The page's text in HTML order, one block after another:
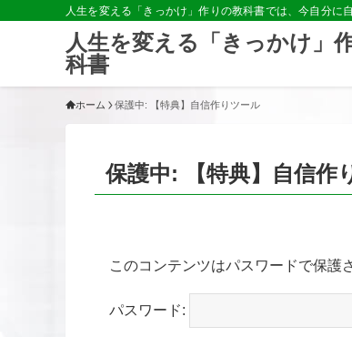
人生を変える「きっかけ」作りの教科書では、今自分に
人生を変える「きっかけ」
科書
ホーム 保護中: 【特典】自信作りツール
保護中: 【特典】自信作
このコンテンツはパスワードで保護
パスワード: